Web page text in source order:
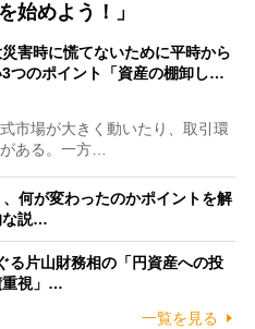
始めよう！」
災害時に慌てないために平時から
つのポイント「資産の棚卸し…
市場が大きく動いたり、取引環
ある。一方…
何が変わったのかポイントを解
な説…
る片山財務相の「円資産への投
重視」…
一覧を見る